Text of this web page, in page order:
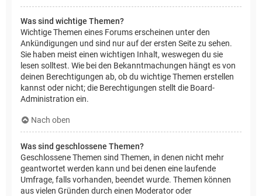
Was sind wichtige Themen?
Wichtige Themen eines Forums erscheinen unter den
Ankündigungen und sind nur auf der ersten Seite zu sehen.
Sie haben meist einen wichtigen Inhalt, weswegen du sie
lesen solltest. Wie bei den Bekanntmachungen hängt es von
deinen Berechtigungen ab, ob du wichtige Themen erstellen
kannst oder nicht; die Berechtigungen stellt die Board-
Administration ein.
Nach oben
Was sind geschlossene Themen?
Geschlossene Themen sind Themen, in denen nicht mehr
geantwortet werden kann und bei denen eine laufende
Umfrage, falls vorhanden, beendet wurde. Themen können
aus vielen Gründen durch einen Moderator oder